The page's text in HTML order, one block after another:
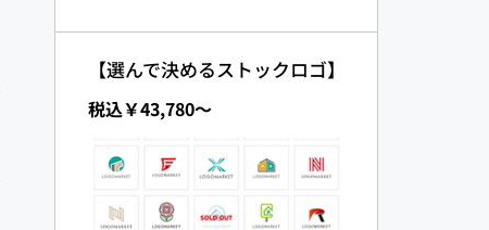
【選んで決めるストックロゴ】
税込￥43,780〜